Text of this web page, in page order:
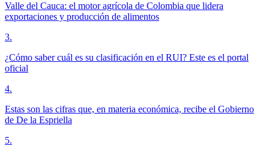
Valle del Cauca: el motor agrícola de Colombia que lidera
exportaciones y producción de alimentos
3.
¿Cómo saber cuál es su clasificación en el RUI? Este es el portal
oficial
4.
Estas son las cifras que, en materia económica, recibe el Gobierno
de De la Espriella
5.